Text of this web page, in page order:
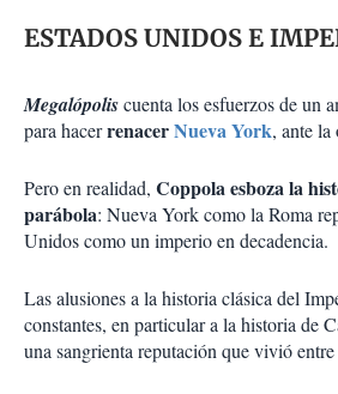
ESTADOS UNIDOS E
Megalópoliscuenta los esfuerzos de un
para hacerrenacerNueva York, ante
Pero en realidad, Coppola esboza la
parábola: Nueva York como la Roma
Unidos como un imperio en decadencia.
Las alusiones a la historia clásica del
constantes, en particular a la historia de
una sangrienta reputación que vivió